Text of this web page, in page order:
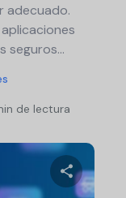
adecuado.
seguros...
de lectura
de